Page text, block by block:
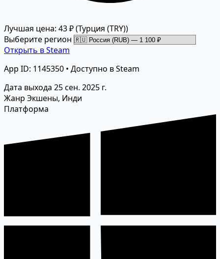
Лучшая цена: 43 ₽(Турция (TRY))
Выберите регион
Открыть в Steam
App ID: 1145350 • Доступно в Steam
Дата выхода 25 сен. 2025 г.
Жанр Экшены, Инди
Платформа